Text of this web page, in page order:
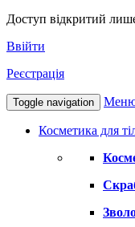
Доступ відкритий
Ввійти
Реєстрація
Toggle navigation
Косметика для